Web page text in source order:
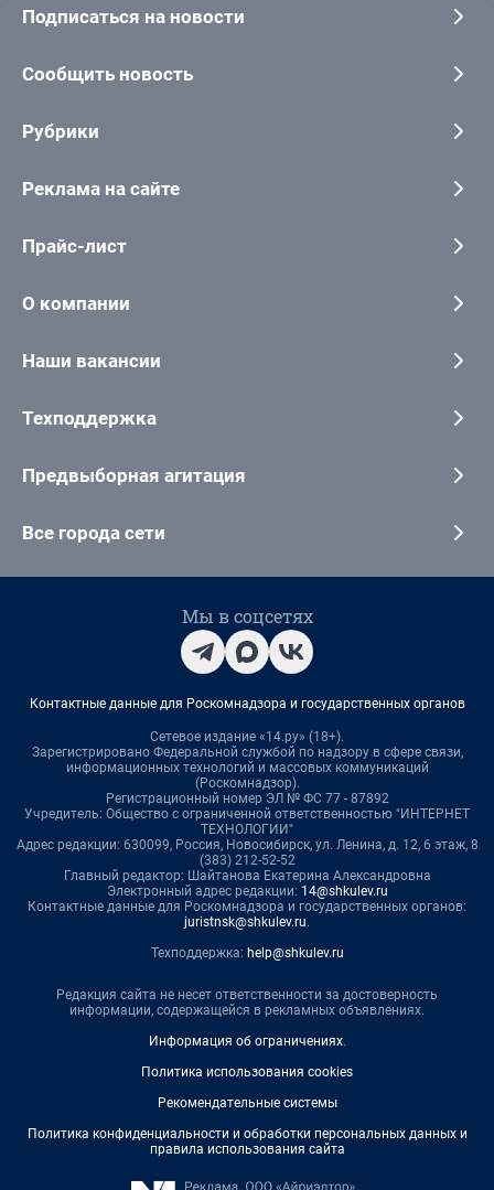
Подписаться на новости
Сообщить новость
Рубрики
Реклама на сайте
Прайс-лист
О компании
Наши вакансии
Техподдержка
Предвыборная агитация
Все города сети
Мы в соцсетях
Контактные данные для Роскомнадзора и государственных органов
Сетевое издание «14.ру» (18+).
Зарегистрировано Федеральной службой по надзору в сфере связи,
информационных технологий и массовых коммуникаций
(Роскомнадзор).
Регистрационный номер ЭЛ № ФС 77 - 87892
Учредитель: Общество с ограниченной ответственностью "ИНТЕРНЕТ
ТЕХНОЛОГИИ"
Адрес редакции: 630099, Россия, Новосибирск, ул. Ленина, д. 12, 6 этаж, 8
(383) 212-52-52
Главный редактор: Шайтанова Екатерина Александровна
Электронный адрес редакции: 14@shkulev.ru
Контактные данные для Роскомнадзора и государственных органов:
juristnsk@shkulev.ru.
Техподдержка: help@shkulev.ru
Редакция сайта не несет ответственности за достоверность
информации, содержащейся в рекламных объявлениях.
Информация об ограничениях.
Политика использования cookies
Рекомендательные системы
Политика конфиденциальности и обработки персональных данных и
правила использования сайта